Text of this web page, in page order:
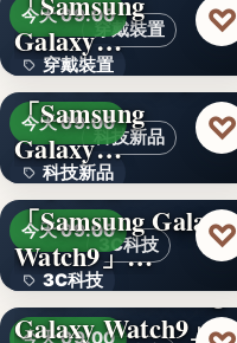
文字
穿戴裝置
今天 09:00
穿戴裝置
文字
Galaxy…
♡
科技新品
今天 09:00
科技新品
文字
＜ソフトバンク＞
「Samsung
Galaxy…
♡
3C科技
今天 09:00
3C科技
文字
＜ドコモ＞
「Samsung Galaxy
Watch9」…
♡
今天 09:00
＜au＞「Samsung
Galaxy Watch9」